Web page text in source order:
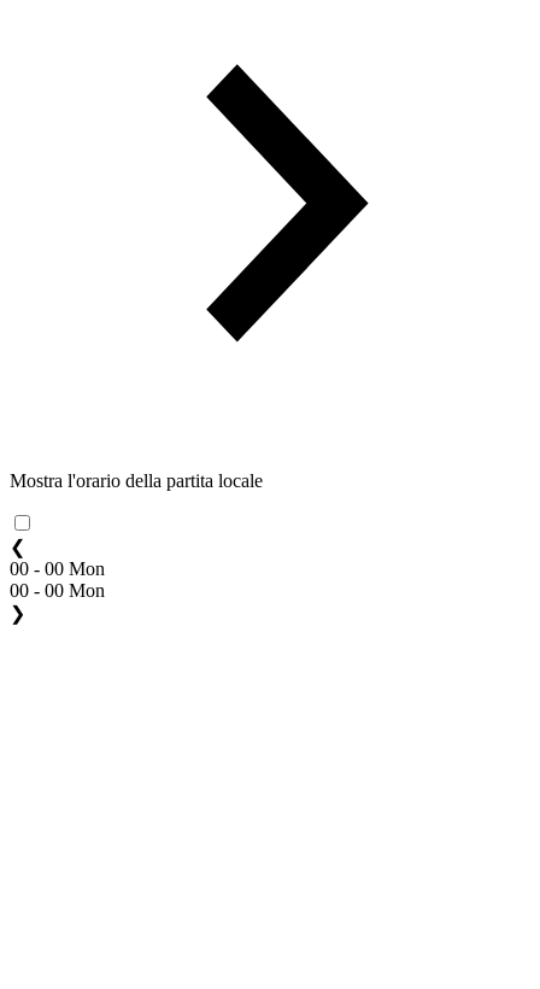
Mostra l'orario della partita locale
❮
00 - 00 Mon
00 - 00 Mon
❯